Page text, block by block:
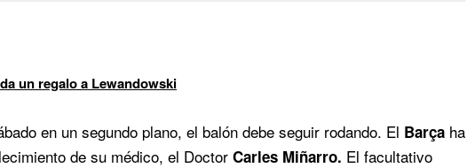
un regalo a Lewandowski
en un segundo plano, el balón debe seguir rodando. El Barça ha
de su médico, el Doctor Carles Miñarro. El facultativo